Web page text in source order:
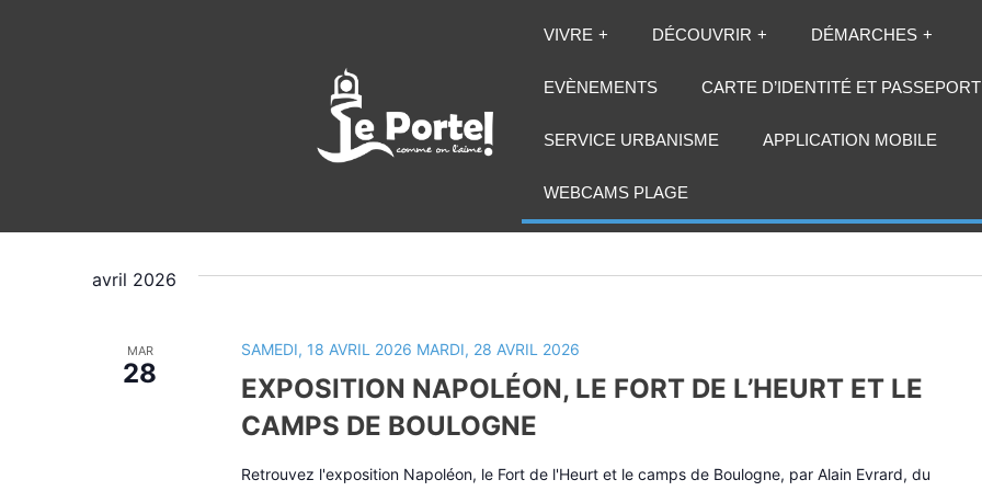
VIVRE DÉCOUVRIR DÉMARCHES
EVÈNEMENTS CARTE D’IDENTITÉ ET PASSEPORT
SERVICE URBANISME APPLICATION MOBILE
WEBCAMS PLAGE
mardi, 28 avril 2026 - vendredi, 8 mai 2026
Sélectionnez
avril 2026
MAR
28
EXPOSITION NAPOLÉON, LE FORT DE L’HEURT ET LE
CAMPS DE BOULOGNE
SAMEDI, 18 AVRIL 2026 MARDI, 28 AVRIL 2026
Retrouvez l'exposition Napoléon, le Fort de l'Heurt et le camps de Boulogne, par Alain Evrard, du